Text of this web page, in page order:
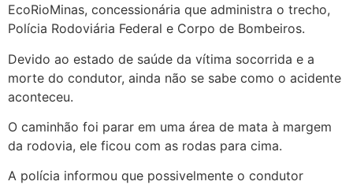
EcoRioMinas, concessionária que administra o trecho,
Polícia Rodoviária Federal e Corpo de Bombeiros.
Devido ao estado de saúde da vítima socorrida e a
morte do condutor, ainda não se sabe como o acidente
aconteceu.
O caminhão foi parar em uma área de mata à margem
da rodovia, ele ficou com as rodas para cima.
A polícia informou que possivelmente o condutor